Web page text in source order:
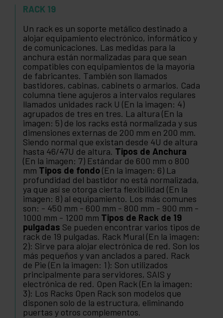
RACK 19
Un rack es un soporte metálico destinado a
alojar equipamiento electrónico, informático y
de comunicaciones. Las medidas para la
anchura están normalizadas para que sean
compatibles con equipamientos de la mayoría
de fabricantes. También son llamados
bastidores, cabinas, cabinets o armarios. Cada
columna tiene agujeros a intervalos regulares
llamados unidades rack U (En la imagen: 4)
agrupados de tres en tres. La altura (En la
imagen: 5) de los racks está normalizada y sus
dimensiones externas de 200 mm en 200 mm.
Siendo normal que existan desde 4U de altura
hasta 46/47U de altura. Tipos de Anchura
(En la imagen: 7) Estándar de 600 mm o 800
mm Tipos de fondo(En la imagen: 6) La
profundidad del bastidor no está normalizada,
ya que así se otorga cierta flexibilidad (En la
imagen: 8) al equipamiento. Los más comunes
son: - 450 mm - 600 mm - 800 mm - 900 mm -
1000 mm - 1200 mm Tipos de Rack de 19
pulgadas Se pueden encontrar varios tipos de
rack de 19 pulgadas. Rack Mural (En la imagen:
2): Sirve para alojar electrónica de red. Son los
más pequeños y van anclados a pared. Rack
de Pie (En la imagen: 1): Son utilizados
principalmente para servidores, SAIS y
electrónica de red. Open Rack (En la imagen:
3): Los Racks Open Rack son modelos que
disponen solo de la estructura, eliminando
puertas y otros complementos.